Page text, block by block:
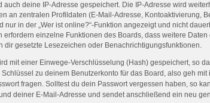
auch deine IP-Adresse gespeichert. Die IP-Adresse wird
an zentralen Profildaten (E-Mail-Adresse, Kontoaktivierung,
nur in der „Wer ist online?“-Funktion angezeigt und nicht
erfordern einzelne Funktionen des Boards, dass weitere
dir gesetzte Lesezeichen oder Benachrichtigungsfunktionen.
mit einer Einwege-Verschlüsselung (Hash) gespeichert, so
Schlüssel zu deinem Benutzerkonto für das Board, also geh
fragen. Solltest du dein Passwort vergessen haben, so
deiner E-Mail-Adresse und sendet anschließend ein neu